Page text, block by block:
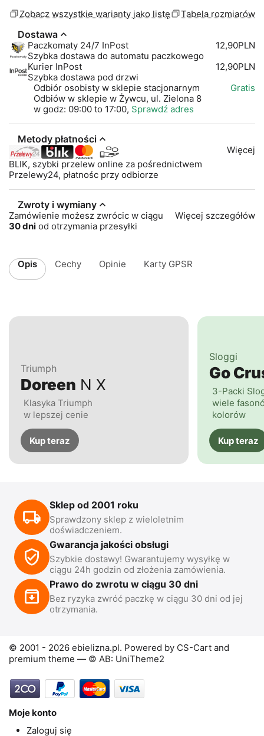
Zobacz wszystkie warianty jako listę Tabela rozmiarów
Dostawa
Paczkomaty 24/7 InPost
Szybka dostawa do automatu paczkowego
12,90PLN
Kurier InPost
Szybka dostawa pod drzwi
12,90PLN
Odbiór osobisty w sklepie stacjonarnym
Odbiów w sklepie w Żywcu, ul. Zielona 8
w godz: 09:00 to 17:00, Sprawdź adres
Gratis
Metody płatności
BLIK, szybki przelew online za pośrednictwem
Przelewy24, płatnośc przy odbiorze
Więcej
Zwroty i wymiany
Zamówienie możesz zwrócic w ciągu
30 dni od otrzymania przesyłki
Więcej szczegółów
Opis Cechy Opinie Karty GPSR
Triumph
Doreen N X
Klasyka Triumph
w lepszej cenie
Kup teraz
Sloggi
Go
3-Packi
wiele
kolorów
Kup teraz
Sklep od 2001 roku
Sprawdzony sklep z wieloletnim
doświadczeniem.
Gwarancja jakości obsługi
Szybkie dostawy! Gwarantujemy wysyłkę w
ciągu 24h godzin od złożenia zamówienia.
Prawo do zwrotu w ciągu 30 dni
Bez ryzyka zwróć paczkę w ciągu 30 dni od jej
otrzymania.
© 2001 - 2026 ebielizna.pl. Powered by CS-Cart and
premium theme — © AB: UniTheme2
Moje konto
Zaloguj się